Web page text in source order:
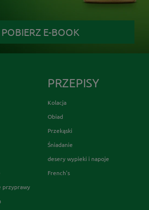
POBIERZ E-BOOK
przyprawy
PRZEPISY
Kolacja
Obiad
Przekąski
Śniadanie
desery wypieki i napoje
French's